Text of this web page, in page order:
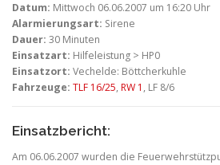
Datum: Mittwoch 06.06.2007 um 16:20 Uhr
Alarmierungsart: Sirene
Dauer: 30 Minuten
Einsatzart: Hilfeleistung > HP0
Einsatzort: Vechelde: Böttcherkuhle
Fahrzeuge: TLF 16/25, RW 1 , LF 8/6
Einsatzbericht:
Am 06.06.2007 wurden die